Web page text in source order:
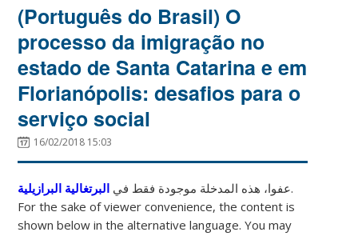
(Português do Brasil) O
processo da imigração no
estado de Santa Catarina e em
Florianópolis: desafios para o
serviço social
16/02/2018 15:03
عفوا، هذه المدخلة موجودة فقط في البرتغالية البرازيلية
.
For the sake of viewer convenience, the content is
shown below in the alternative language. You may